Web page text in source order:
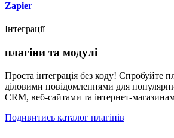
Zapier
Інтеграції
плагіни та модулі
Проста інтеграція без коду! Спробуйте
діловими повідомленнями для
CRM, веб-сайтами та інтернет-
Подивитись каталог плагінів